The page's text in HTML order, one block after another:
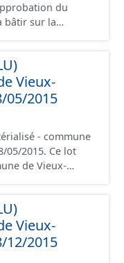
du
le PADD, le
les
et les données
les documents
point de vue
Vieux-
05/2015
- commune
Ce lot
de Vieux-
rapport de
l'exception des
Malgré
Vieux-
12/2015